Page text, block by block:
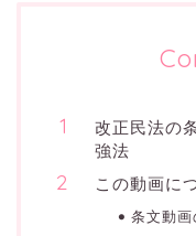
改正民法の
強法
この動画に
条文動